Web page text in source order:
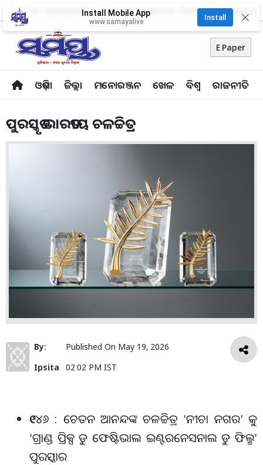
About Us Advertise With Us Career Contact Us Privacy Policy
E Paper
ଓଡ଼ିଶା ଜିଲ୍ଲା ମନୋରଞ୍ଜନ ଖେଳ ବିଶ୍ବ ରାଜନୀତି
Install Mobile App
www.samayalive
Install ✕
ପୁରସ୍କୃତ ଭାରତୀୟ ଚଳଚ୍ଚିତ୍ର
By:
Ipsita
Published On May 19, 2026
02:02 PM IST
୧୯୪୬ : ଚେତନ ଆନନ୍ଦଙ୍କ ଚଳଚ୍ଚିତ୍ର ‘ନୀଚା ନଗର’କୁ
‘ଗ୍ରାଣ୍ଡ ପ୍ରିକ୍ସ ଡୁ ଫେଷ୍ଟିଭାଲ ଇଣ୍ଟରନେସନାଲ ଡୁ ଫିଲ୍ମ’
ପୁରସ୍କାର